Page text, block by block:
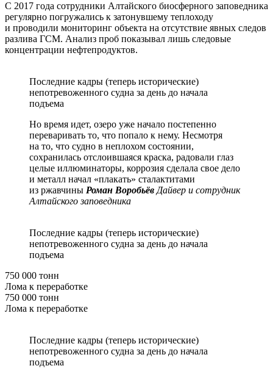
С 2017 года сотрудники Алтайского биосферного заповедника
регулярно погружались к затонувшему теплоходу
и проводили мониторинг объекта на отсутствие явных следов
разлива ГСМ. Анализ проб показывал лишь следовые
концентрации нефтепродуктов.
Последние кадры (теперь исторические)
непотревоженного судна за день до начала
подъема
Но время идет, озеро уже начало постепенно
переваривать то, что попало к нему. Несмотря
на то, что судно в неплохом состоянии,
сохранилась отслоившаяся краска, радовали глаз
целые иллюминаторы, коррозия сделала свое дело
и металл начал «плакать» сталактитами
из ржавчины Роман Воробьёв Дайвер и сотрудник
Алтайского заповедника
Последние кадры (теперь исторические)
непотревоженного судна за день до начала
подъема
750 000 тонн
Лома к переработке
750 000 тонн
Лома к переработке
Последние кадры (теперь исторические)
непотревоженного судна за день до начала
подъема